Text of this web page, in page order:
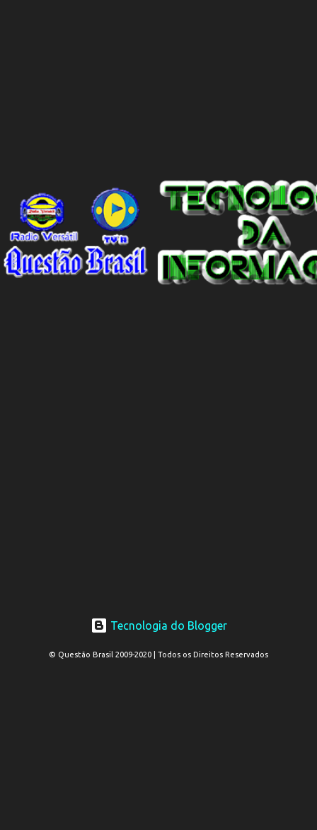
Tecnologia do Blogger
© Questão Brasil 2009-2020 | Todos os Direitos Reservados